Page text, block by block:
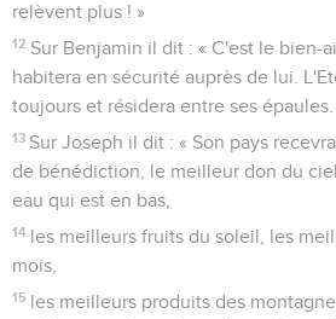
relèvent plus ! »
12 Sur Benjamin il dit : « C'est le bien-
habitera en sécurité auprès de lui.
toujours et résidera entre ses épaules.
13 Sur Joseph il dit : « Son pays
de bénédiction, le meilleur don du
eau qui est en bas,
14 les meilleurs fruits du soleil, les
mois,
15 les meilleurs produits des